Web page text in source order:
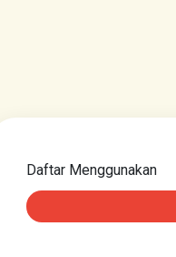
Daftar Menggunakan